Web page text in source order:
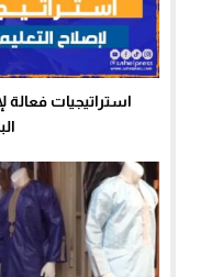
استراتيجيات فعالة